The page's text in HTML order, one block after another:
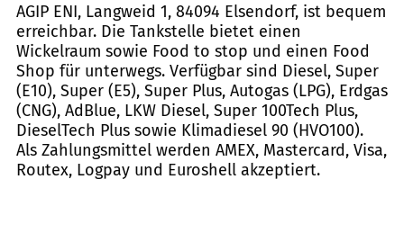
AGIP ENI, Langweid 1, 84094 Elsendorf, ist bequem
erreichbar. Die Tankstelle bietet einen
Wickelraum sowie Food to stop und einen Food
Shop für unterwegs. Verfügbar sind Diesel, Super
(E10), Super (E5), Super Plus, Autogas (LPG), Erdgas
(CNG), AdBlue, LKW Diesel, Super 100Tech Plus,
DieselTech Plus sowie Klimadiesel 90 (HVO100).
Als Zahlungsmittel werden AMEX, Mastercard, Visa,
Routex, Logpay und Euroshell akzeptiert.